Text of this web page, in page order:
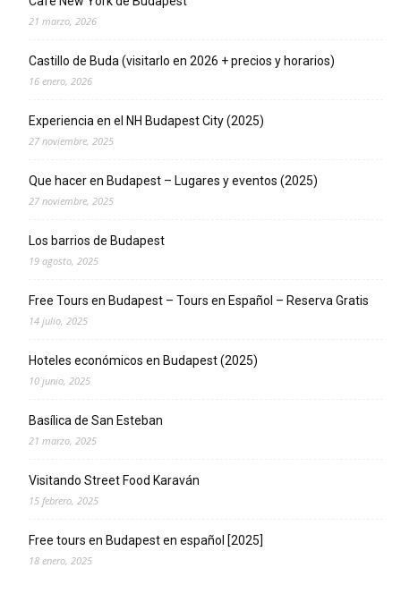
21 marzo, 2026
Castillo de Buda (visitarlo en 2026 + precios y horarios)
16 enero, 2026
Experiencia en el NH Budapest City (2025)
27 noviembre, 2025
Que hacer en Budapest – Lugares y eventos (2025)
27 noviembre, 2025
Los barrios de Budapest
19 agosto, 2025
Free Tours en Budapest – Tours en Español – Reserva Gratis
14 julio, 2025
Hoteles económicos en Budapest (2025)
10 junio, 2025
Basílica de San Esteban
21 marzo, 2025
Visitando Street Food Karaván
15 febrero, 2025
Free tours en Budapest en español [2025]
18 enero, 2025